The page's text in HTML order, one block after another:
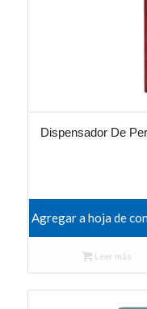
Dispensador De
Agregar a hoja de
Leer más